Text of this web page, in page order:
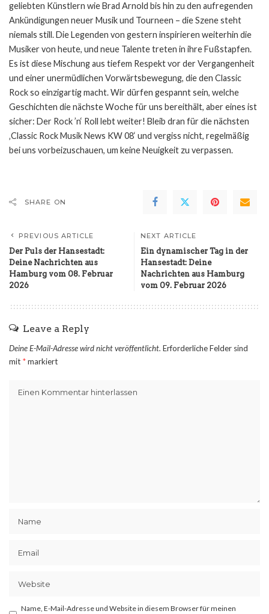
geliebten Künstlern wie Brad Arnold bis hin zu den aufregenden
Ankündigungen neuer Musik und Tourneen – die Szene steht
niemals still. Die Legenden von gestern inspirieren weiterhin die
Musiker von heute, und neue Talente treten in ihre Fußstapfen.
Es ist diese Mischung aus tiefem Respekt vor der Vergangenheit
und einer unermüdlichen Vorwärtsbewegung, die den Classic
Rock so einzigartig macht. Wir dürfen gespannt sein, welche
Geschichten die nächste Woche für uns bereithält, aber eines ist
sicher: Der Rock ’n‘ Roll lebt weiter! Bleib dran für die nächsten
‚Classic Rock Musik News KW 08‘ und vergiss nicht, regelmäßig
bei uns vorbeizuschauen, um keine Neuigkeit zu verpassen.
SHARE ON
PREVIOUS ARTICLE
Der Puls der Hansestadt:
Deine Nachrichten aus
Hamburg vom 08. Februar
2026
NEXT ARTICLE
Ein dynamischer Tag in der
Hansestadt: Deine
Nachrichten aus Hamburg
vom 09. Februar 2026
Leave a Reply
Deine E-Mail-Adresse wird nicht veröffentlicht. Erforderliche Felder sind
mit *markiert
Name, E-Mail-Adresse und Website in diesem Browser für meinen